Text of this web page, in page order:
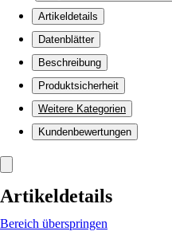
Artikeldetails
Datenblätter
Beschreibung
Produktsicherheit
Weitere Kategorien
Kundenbewertungen
Artikeldetails
Bereich überspringen